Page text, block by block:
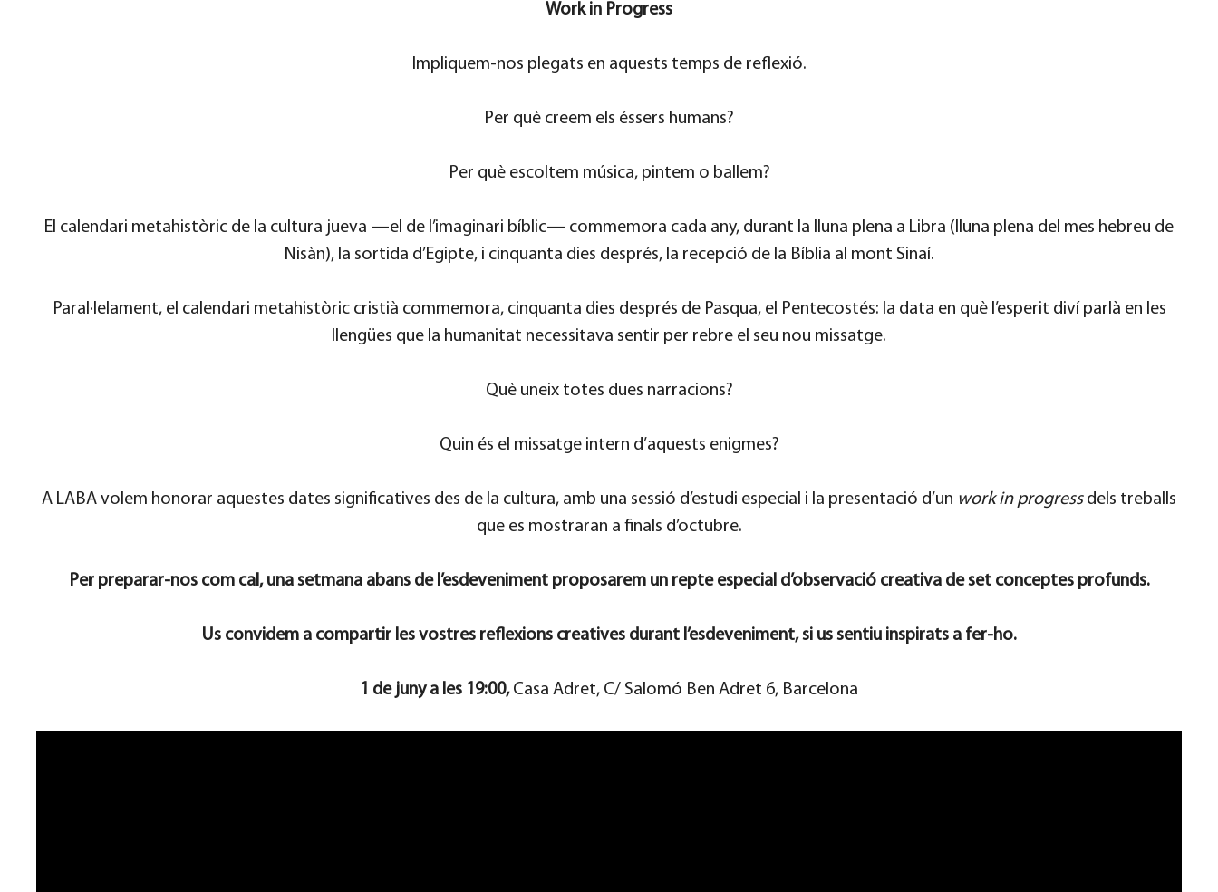
Work in Progress
Impliquem-nos plegats en aquests temps de reflexió.
Per què creem els éssers humans?
Per què escoltem música, pintem o ballem?
El calendari metahistòric de la cultura jueva —el de l’imaginari bíblic— commemora cada any, durant la lluna plena a Libra (lluna plena del mes hebreu de
Nisàn), la sortida d’Egipte, i cinquanta dies després, la recepció de la Bíblia al mont Sinaí.
Paral·lelament, el calendari metahistòric cristià commemora, cinquanta dies després de Pasqua, el Pentecostés: la data en què l’esperit diví parlà en les
llengües que la humanitat necessitava sentir per rebre el seu nou missatge.
Què uneix totes dues narracions?
Quin és el missatge intern d’aquests enigmes?
A LABA volem honorar aquestes dates significatives des de la cultura, amb una sessió d’estudi especial i la presentació d’un work in progressdels treballs
que es mostraran a finals d’octubre.
Per preparar-nos com cal, una setmana abans de l’esdeveniment proposarem un repte especial d’observació creativa de set conceptes profunds.
Us convidem a compartir les vostres reflexions creatives durant l’esdeveniment, si us sentiu inspirats a fer-ho.
1 de juny a les 19:00, Casa Adret, C/ Salomó Ben Adret 6, Barcelona